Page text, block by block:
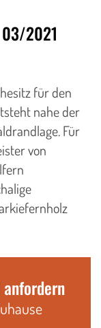
2021
für den
nahe der
Für
von